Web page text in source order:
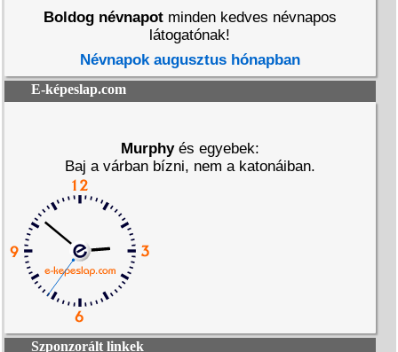
Boldog névnapotminden kedves névnapos
látogatónak!
Névnapok augusztus hónapban
E-képeslap.com
Murphyés egyebek:
Baj a várban bízni, nem a katonáiban.
Szponzorált linkek